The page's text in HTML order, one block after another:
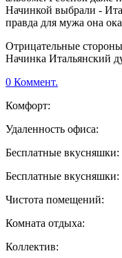
Начинкой выбрали -
правда для мужа она
Отрицательные
Начинка Итальянский
0 Коммент.
Комфорт:
Удаленность офиса:
Бесплатные вкусняшки:
Бесплатные вкусняшки:
Чистота помещений:
Комната отдыха:
Коллектив: